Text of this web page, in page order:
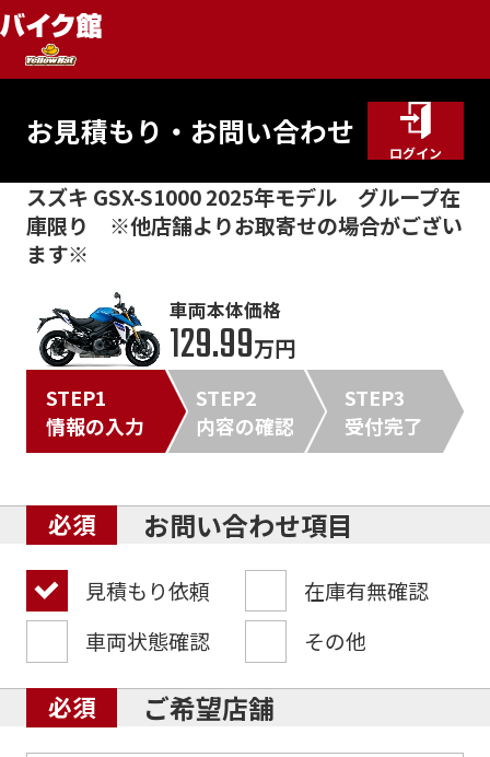
お見積もり・お問い合わせ
ログイン
スズキ GSX-S1000 2025年モデル グループ在
庫限り ※他店舗よりお取寄せの場合がござい
ます※
車両本体価格
129.99万円
STEP1
情報の入力
STEP2
内容の確認
STEP3
受付完了
お問い合わせ項目
見積もり依頼
在庫有無確認
車両状態確認
その他
ご希望店舗